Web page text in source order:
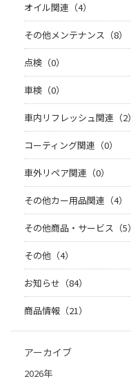
オイル関連（4）
その他メンテナンス（8）
点検（0）
車検（0）
車内リフレッシュ関連（2）
コーティング関連（0）
車外リペア関連（0）
その他カー用品関連（4）
その他商品・サービス（5）
その他（4）
お知らせ（84）
商品情報（21）
アーカイブ
2026年